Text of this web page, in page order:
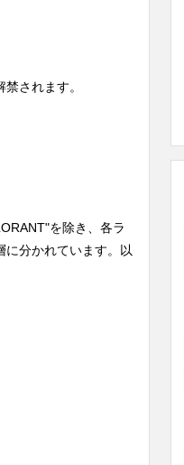
されます。
を除き、各ラ
に分かれています。以